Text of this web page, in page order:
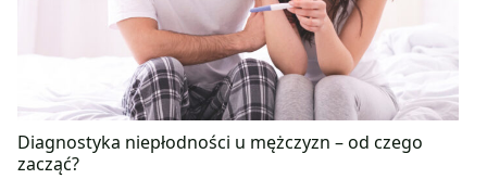
Diagnostyka niepłodności u mężczyzn – od czego
zacząć?